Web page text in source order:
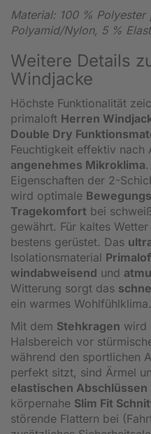
Material: 100 %
Polyamid/Nylon, 5 %
Weitere Details
Windjacke
Höchste Funktionalität
primaloft Herren
Double Dry
Feuchtigkeit effektiv nach
angenehmes Mikroklima
Eigenschaften der 2-
wird optimale
Tragekomfort bei
gewährt. Für kaltes
bestens gerüstet. Das
Isolationsmaterial
windabweisend und
Witterung sorgt das
ein warmes Wohlfühlklima.
Mit dem Stehkragen wird
Halsbereich vor
während den sportlichen
perfekt sitzt, sind Ärmel
elastischen Abschlüssen
körpernahe Slim Fit
störende Flattern bei